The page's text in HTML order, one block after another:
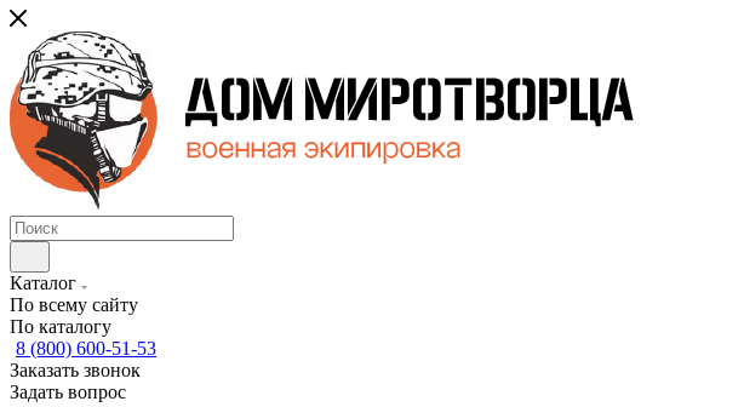
Каталог
По всему сайту
По каталогу
8 (800) 600-51-53
Заказать звонок
Задать вопрос